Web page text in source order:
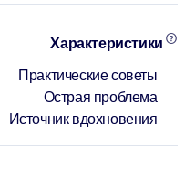
Характеристики
Практические советы
Острая проблема
Источник вдохновения